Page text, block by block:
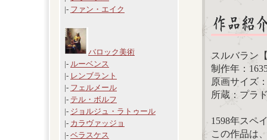
|- ファン・エイク
バロック美術
|- ルーベンス
|- レンブラント
|- フェルメール
|- テル・ボルフ
|- ジョルジュ・ラトゥール
|- カラヴァッジョ
|- ベラスケス
スルバラン
制作年：
原画サイズ
所蔵：プラ
1598年スペ
この作品は